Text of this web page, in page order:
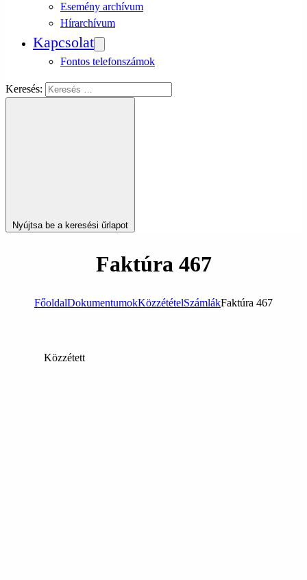
Esemény archívum
Hírarchívum
Kapcsolat
Fontos telefonszámok
Keresés:
Nyújtsa be a keresési űrlapot
Faktúra 467
FőoldalDokumentumokKözzétételSzámlákFaktúra 467
Közzétett